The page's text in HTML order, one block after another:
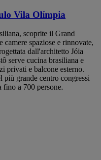
Vila Olímpia
scoprite il Grand
spaziose e rinnovate,
dall'architetto Jóia
serve cucina brasiliana e
privati e balcone esterno.
più grande centro congressi
fino a 700 persone.